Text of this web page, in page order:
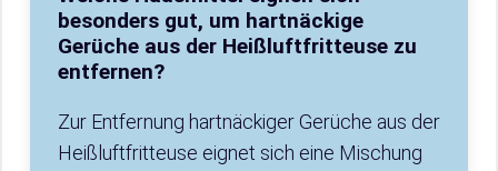
besonders gut, um hartnäckige
Gerüche aus der Heißluftfritteuse zu
entfernen?
Zur Entfernung hartnäckiger Gerüche aus der
Heißluftfritteuse eignet sich eine Mischung